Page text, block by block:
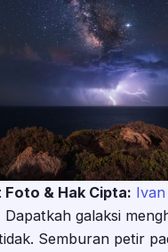
Foto & Hak Cipta:
Dapatkah galaksi
Semburan petir